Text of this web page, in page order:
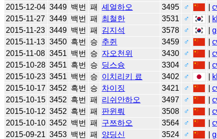
2015-12-04 3449 백번 패 셰얼하오 3495 ♂ |
2015-11-27 3449 백번 패 최철한 3531 ♂
2015-11-23 3449 백번 패 김지석 3578 ♂ |
2015-11-13 3450 흑번 승 추쥔 3459 ♂ |
2015-11-08 3451 백번 승 자오천위 3430 ♂ |
2015-10-28 3451 흑번 승 딩스슝 3304 ♂ |
2015-10-23 3451 백번 승 이치리키 료 3402 ♂
2015-10-17 3452 흑번 승 차이징 3421 ♂ |
2015-10-15 3452 흑번 패 리쉬안하오 3497 ♂ |
2015-10-12 3452 흑번 패 판윈뤄 3508 ♂ |
2015-10-10 3452 백번 패 구쯔하오 3564 ♂ |
2015-09-21 3453 백번 패 양딩신 3524 ♂ |